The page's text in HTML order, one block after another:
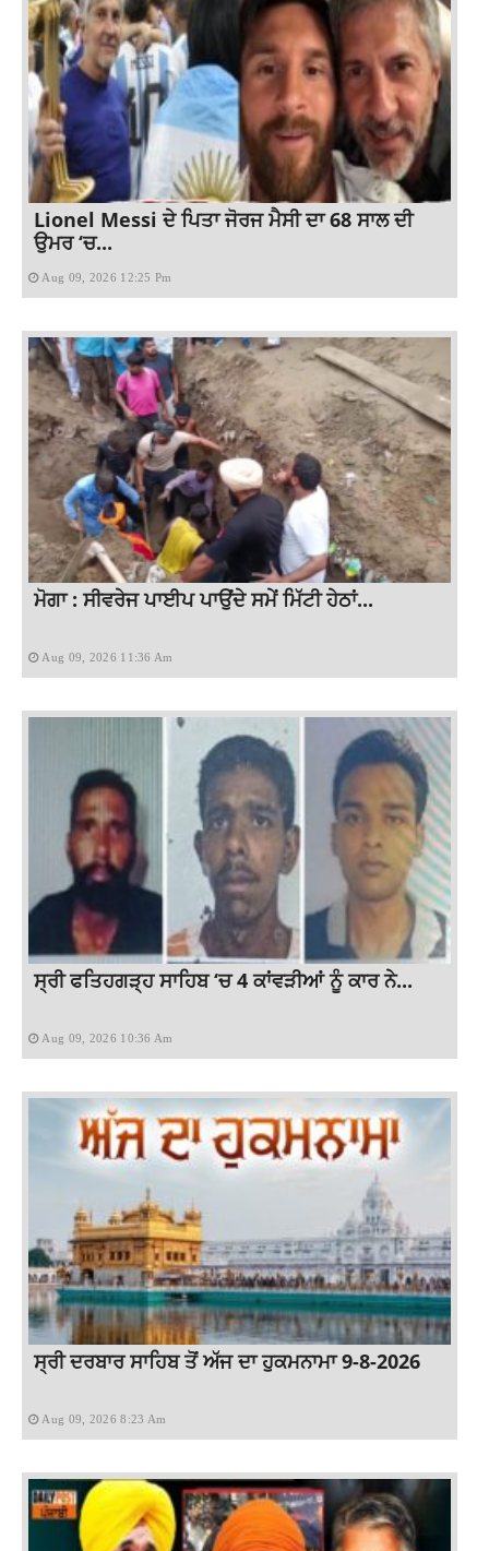
Lionel Messi ਦੇ ਪਿਤਾ ਜੋਰਜ ਮੈਸੀ ਦਾ 68 ਸਾਲ ਦੀ
ਉਮਰ ‘ਚ...
Aug 09, 2026 12:25 Pm
ਮੋਗਾ : ਸੀਵਰੇਜ ਪਾਈਪ ਪਾਉਂਦੇ ਸਮੇਂ ਮਿੱਟੀ ਹੇਠਾਂ...
Aug 09, 2026 11:36 Am
ਸ੍ਰੀ ਫਤਿਹਗੜ੍ਹ ਸਾਹਿਬ ‘ਚ 4 ਕਾਂਵੜੀਆਂ ਨੂੰ ਕਾਰ ਨੇ...
Aug 09, 2026 10:36 Am
ਸ੍ਰੀ ਦਰਬਾਰ ਸਾਹਿਬ ਤੋਂ ਅੱਜ ਦਾ ਹੁਕਮਨਾਮਾ 9-8-2026
Aug 09, 2026 8:23 Am